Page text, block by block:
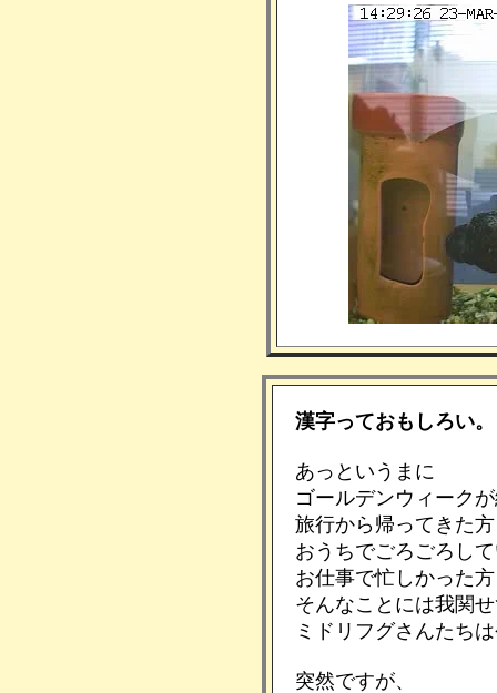
漢字っておもしろい。
あっというまに
ゴールデンウィーク
旅行から帰ってきた
おうちでごろごろし
お仕事で忙しかった
そんなことには我関
ミドリフグさんたち
突然ですが、